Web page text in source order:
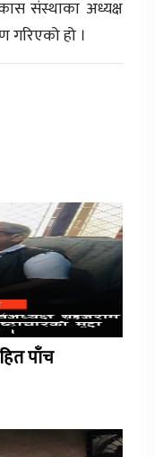
संस्थाका अध्यक्ष
हो ।
पाँच